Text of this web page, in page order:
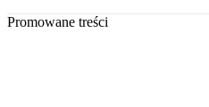
Promowane treści